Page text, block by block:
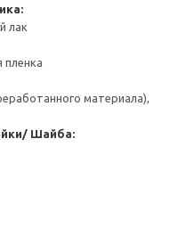
лак
материала),
Шайба: